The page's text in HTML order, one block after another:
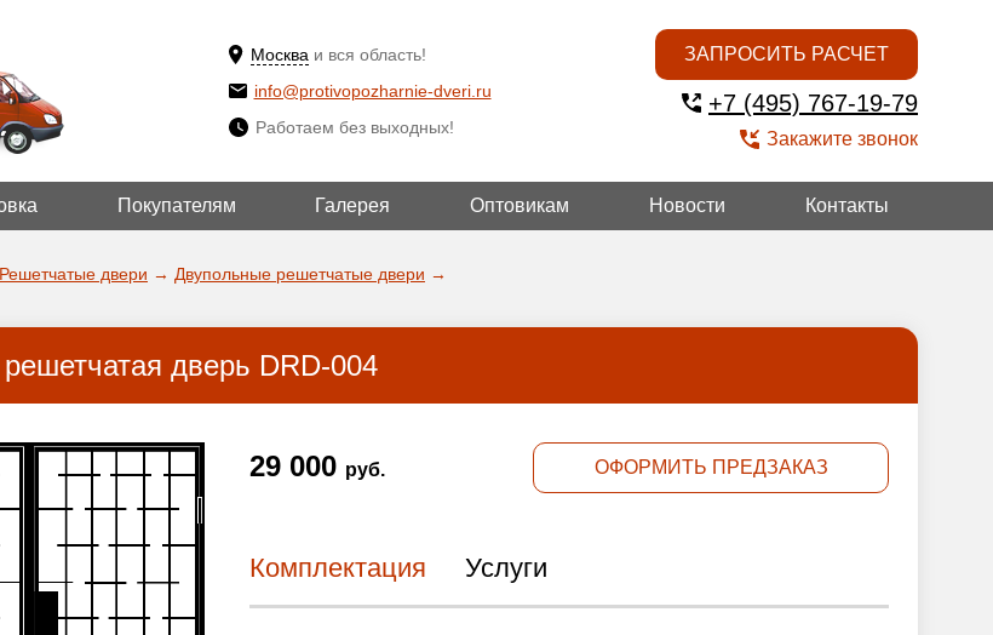
Москва и вся область!
ДА!
ВЫБРАТЬ ДРУГОЙ
info@protivopozharnie-dveri.ru
Работаем без выходных!
ЗАПРОСИТЬ РАСЧЕТ
+7 (495) 767-19-79
Закажите звонок
Покупателям Галерея Оптовикам Новости Контакты
Решетчатые двери → Двупольные решетчатые двери →
дверь DRD-004
29 000 руб. ОФОРМИТЬ ПРЕДЗАКАЗ
Комплектация Услуги